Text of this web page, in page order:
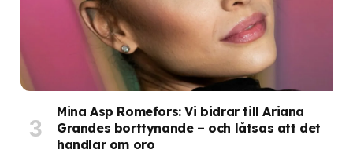
Mina Asp Romefors: Vi bidrar till Ariana
Grandes borttynande – och låtsas att det
handlar om oro